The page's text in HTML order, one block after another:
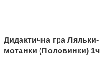
Дидактична гра Ляльки-
мотанки (Половинки) 1ч